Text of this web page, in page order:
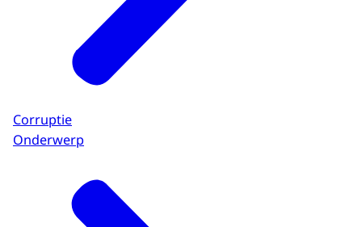
Corruptie
Onderwerp